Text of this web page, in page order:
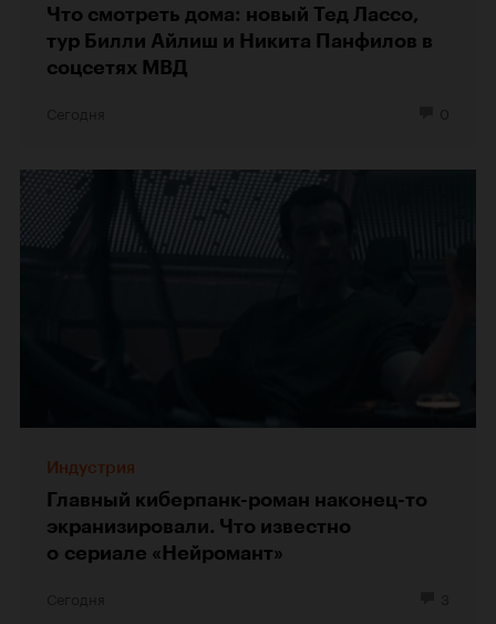
Что смотреть дома: новый Тед Лассо,
тур Билли Айлиш и Никита Панфилов в
соцсетях МВД
Индустрия
Главный киберпанк-роман наконец-то
экранизировали. Что известно
о сериале «Нейромант»